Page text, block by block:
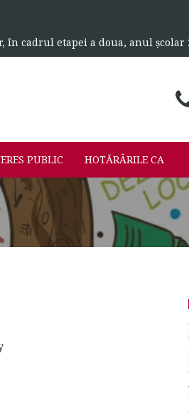
cadrul etapei a doua, anul școlar
PUBLIC HOTĂRÂRILE CA